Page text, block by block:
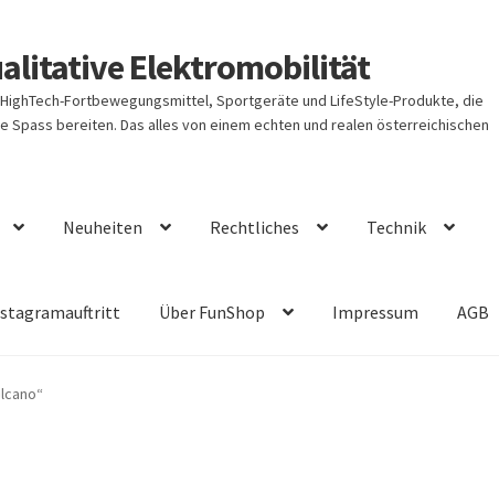
Elektromobilität
Fortbewegungsmittel, Sportgeräte und LifeStyle-Produkte, die
Spass bereiten. Das alles von einem echten und realen österreichischen
Neuheiten Rechtliches Technik
Über FunShop Impressum AGB